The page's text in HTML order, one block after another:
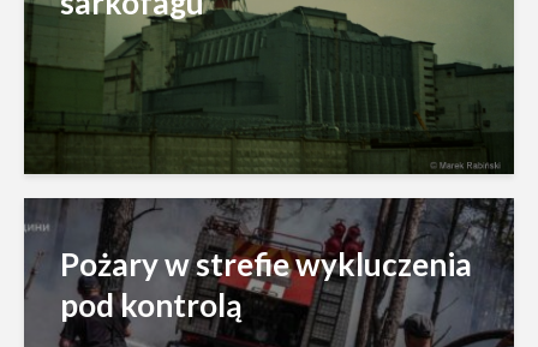
Pożary w strefie wykluczenia
pod kontrolą